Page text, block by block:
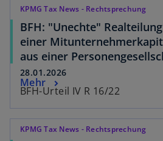
KPMG Tax News - Rechtsprechung
BFH: "Unechte"
einer
aus einer
28.01.2026
BFH-Urteil IV R 16/22
Mehr
KPMG Tax News - Rechtsprechung